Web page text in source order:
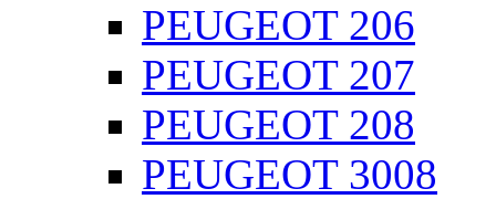
PEUGEOT 206
PEUGEOT 207
PEUGEOT 208
PEUGEOT 3008